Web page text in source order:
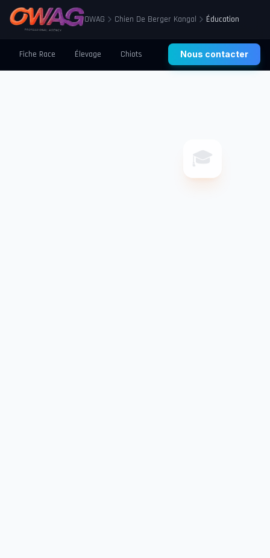
OWAG Chien De Berger Kangal Éducation
Fiche Race Élevage Chiots Santé Éducation
Nous contacter
🎓